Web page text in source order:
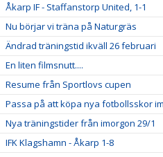
Åkarp IF - Staffanstorp United, 1-1
Nu börjar vi träna på Naturgräs
Ändrad träningstid ikväll 26 februari
En liten filmsnutt....
Resume från Sportlovs cupen
Passa på att köpa nya fotbollsskor
Nya träningstider från imorgon 29/1
IFK Klagshamn - Åkarp 1-8